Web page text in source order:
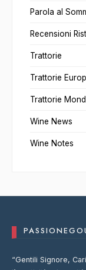
Parola al
Recensioni
Trattorie
Trattorie
Trattorie
Wine News
Wine Notes
“Gentili Signore,